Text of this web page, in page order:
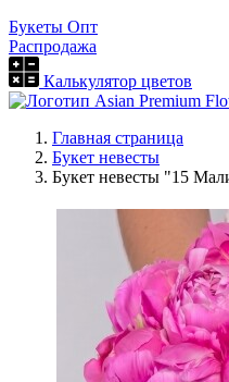
Букеты Опт
Распродажа
Калькулятор цветов
Главная страница
Букет невесты
Букет невесты "15